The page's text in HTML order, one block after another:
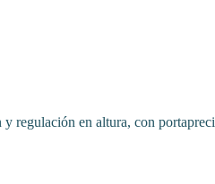
regulación en altura, con